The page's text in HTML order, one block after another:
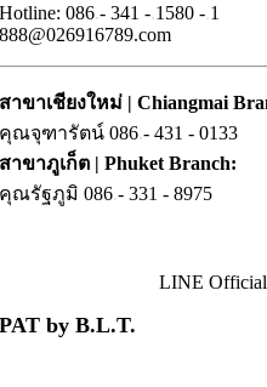
Hotline: 086.- 341 -.1580 -.1
888@026916789.com
สาขาเชียงใหม่ | Chiangmai
คุณจุฑารัตน์ 086.- 431 - 0133
สาขาภูเก็ต | Phuket Branch:
คุณรัฐภูมิ 086.- 331 - 8975
LINE
PAT by B.L.T.